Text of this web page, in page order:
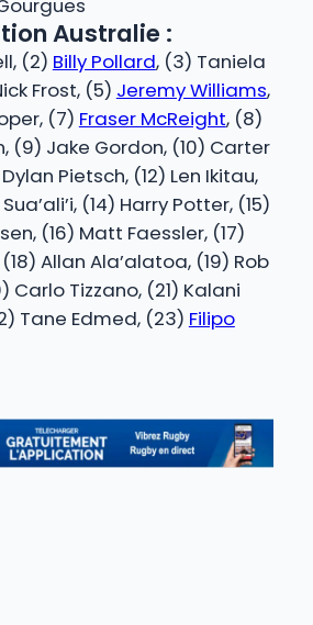
Australie :
(2) Billy Pollard, (3) Taniela
Frost, (5) Jeremy Williams,
(7) Fraser McReight, (8)
(9) Jake Gordon, (10) Carter
Pietsch, (12) Len Ikitau,
(14) Harry Potter, (15)
(16) Matt Faessler, (17)
Allan Ala’alatoa, (19) Rob
Carlo Tizzano, (21) Kalani
Tane Edmed, (23) Filipo